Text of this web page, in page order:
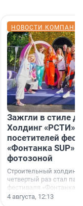
НОВОСТИ
Зажгли в стиле
Холдинг «РСТИ»
посетителей
«Фонтанка SUP»
фотозоной
Строительный холдинг
четвертый раз стал
фестиваля «Фонтанка
раз компания
4 августа, 12:13